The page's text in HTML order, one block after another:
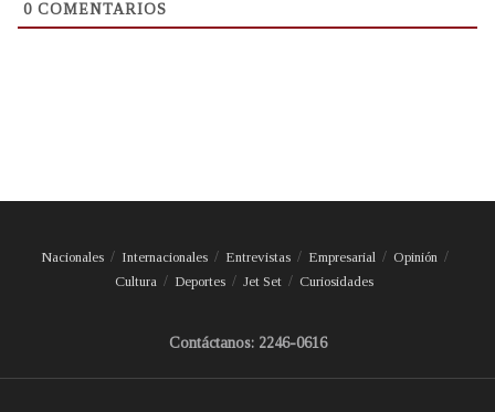
0 COMENTARIOS
Nacionales Internacionales Entrevistas Empresarial
Opinión
Cultura
Deportes Jet Set Curiosidades
Contáctanos: 2246-0616